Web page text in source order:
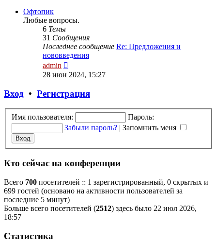
Офтопик
Любые вопросы.
6 Темы
31 Сообщения
Последнее сообщение Re: Предложения и
нововведения
admin
к
28 июн 2024, 15:27
Вход • Регистрация
Имя пользователя:
Пароль:
Забыли пароль? | Запомнить меня
Кто сейчас на конференции
Всего 700 посетителей :: 1 зарегистрированный, 0 скрытых и
699 гостей (основано на активности пользователей за
последние 5 минут)
Больше всего посетителей (2512) здесь было 22 июл 2026,
18:57
Статистика